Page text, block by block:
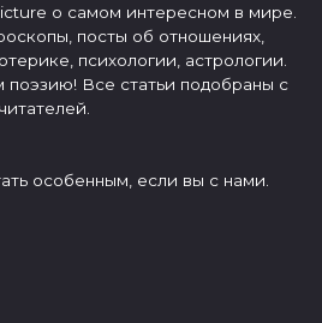
о самом интересном в мире.
посты об отношениях,
психологии, астрологии.
Все статьи подобраны с
особенным, если вы с нами.